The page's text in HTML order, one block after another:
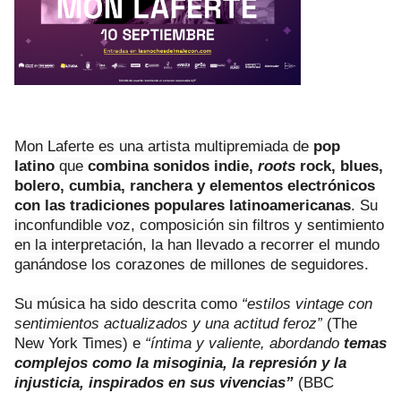
Mon Laferte es una artista multipremiada de pop
latino que combina sonidos indie, roots rock, blues,
bolero, cumbia, ranchera y elementos electrónicos
con las tradiciones populares latinoamericanas. Su
inconfundible voz, composición sin filtros y sentimiento
en la interpretación, la han llevado a recorrer el mundo
ganándose los corazones de millones de seguidores.
Su música ha sido descrita como “estilos vintage con
sentimientos actualizados y una actitud feroz” (The
New York Times) e “íntima y valiente, abordando temas
complejos como la misoginia, la represión y la
injusticia, inspirados en sus vivencias” (BBC